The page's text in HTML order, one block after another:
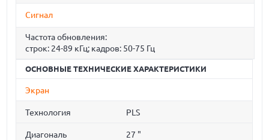
Сигнал
Частота обновления:
строк: 24-89 кГц; кадров: 50-75 Гц
ОСНОВНЫЕ ТЕХНИЧЕСКИЕ ХАРАКТЕРИСТИКИ
Экран
Технология PLS
Диагональ 27 "